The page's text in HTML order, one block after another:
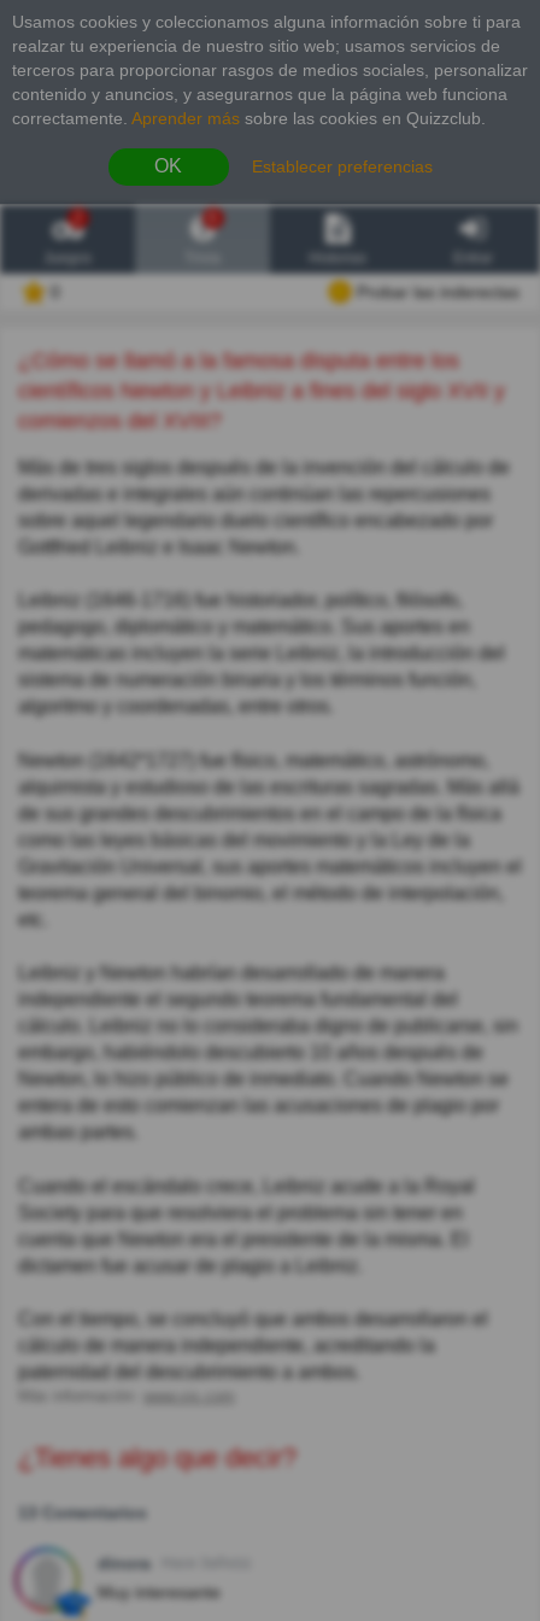
Usamos cookies y coleccionamos alguna información sobre ti para
realzar tu experiencia de nuestro sitio web; usamos servicios de
terceros para proporcionar rasgos de medios sociales, personalizar
contenido y anuncios, y asegurarnos que la página web funciona
correctamente. Aprender más sobre las cookies en Quizzclub.
OK Establecer preferencias
2
Probar las inderectas
¿Cómo se llamó a la famosa disputa entre los
científicos Newton y Leibniz a fines del siglo XVII y
comienzos del XVIII?
Más de tres siglos después de la invención del cálculo de
derivadas e integrales aún continúan las repercusiones
sobre aquel legendario duelo científico encabezado por
Gottfried Leibniz e Isaac Newton.
Leibniz (1646-1716) fue historiador, político, filósofo,
pedagogo, diplomático y matemático. Sus aportes en
matemáticas incluyen la serie Leibniz, la introducción del
sistema de numeración binaria y los términos función,
algoritmo y coordenadas, entre otros.
Newton (1642*1727) fue físico, matemático, astrónomo,
alquimista y estudioso de las escrituras sagradas. Más allá
de sus grandes descubrimientos en el campo de la física
como las leyes básicas del movimiento y la Ley de la
Gravitación Universal, sus aportes matemáticos incluyen el
teorema general del binomio, el método de interpolación,
etc.
Leibniz y Newton habrían desarrollado de manera
independiente el segundo teorema fundamental del
cálculo. Leibniz no lo consideraba digno de publicarse, sin
embargo, habiéndolo descubierto 10 años después de
Newton, lo hizo público de inmediato. Cuando Newton se
entera de esto comienzan las acusaciones de plagio por
ambas partes.
Cuando el escándalo crece, Leibniz acude a la Royal
Society para que resolviera el problema sin tener en
cuenta que Newton era el presidente de la misma. El
dictamen fue acusar de plagio a Leibniz.
Con el tiempo, se concluyó que ambos desarrollaron el
cálculo de manera independiente, acreditando la
paternidad del descubrimiento a ambos.
¿Tienes algo que decir?
13 Comentarios
dinora
Muy interesante